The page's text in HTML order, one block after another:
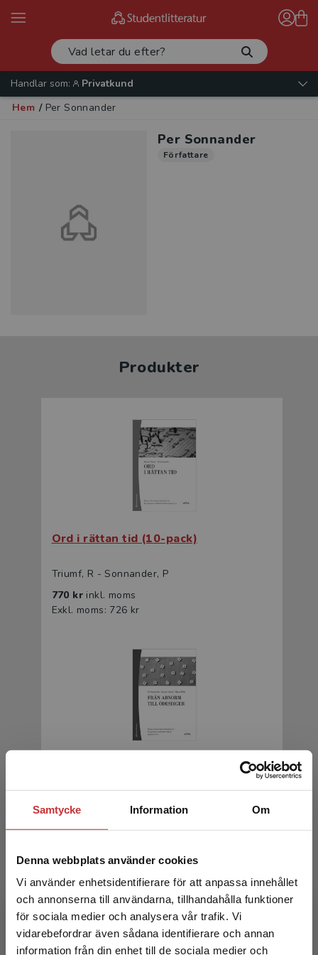
Samtycke Information Om
Denna webbplats använder cookies
Vi använder enhetsidentifierare för att anpassa innehållet
och annonserna till användarna, tillhandahålla funktioner
för sociala medier och analysera vår trafik. Vi
vidarebefordrar även sådana identifierare och annan
information från din enhet till de sociala medier och
Begränsad fraktregion
Handlar som:
Privatkund
Hem / Per Sonnander
Per Sonnander
Författare
Produkter
Ord i rättan tid (10-pack)
Triumf, R - Sonnander, P
770 kr inkl. moms
Exkl. moms: 726 kr
Från abnorm till ödesdiger (10-pack)
Sonnander, Per m.fl.